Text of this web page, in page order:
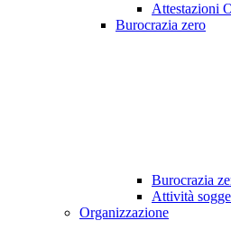
Attestazioni
Burocrazia zero
Burocrazia
Attività
Organizzazione